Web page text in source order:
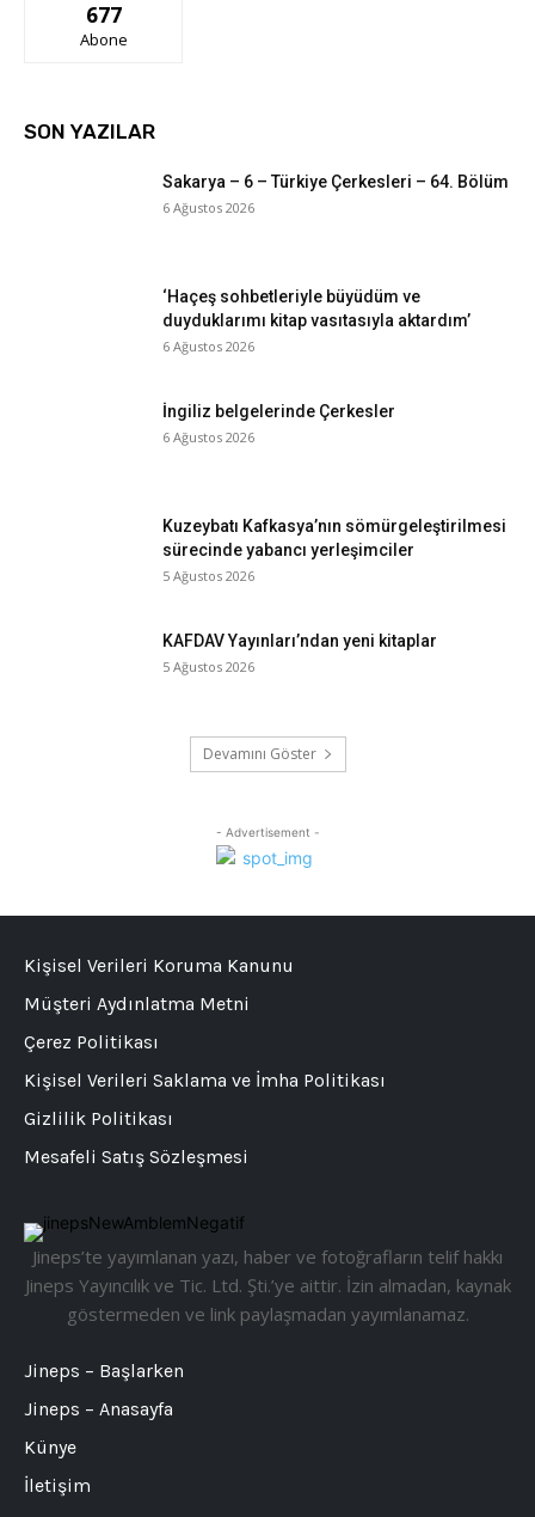
677
Abone
SON YAZILAR
Sakarya – 6 – Türkiye Çerkesleri – 64. Bölüm
6 Ağustos 2026
‘Haçeş sohbetleriyle büyüdüm ve
duyduklarımı kitap vasıtasıyla aktardım’
6 Ağustos 2026
İngiliz belgelerinde Çerkesler
6 Ağustos 2026
Kuzeybatı Kafkasya’nın sömürgeleştirilmesi
sürecinde yabancı yerleşimciler
5 Ağustos 2026
KAFDAV Yayınları’ndan yeni kitaplar
5 Ağustos 2026
Devamını Göster
- Advertisement -
Jineps’te yayımlanan yazı, haber ve fotoğrafların telif hakkı
Jineps Yayıncılık ve Tic. Ltd. Şti.’ye aittir. İzin almadan, kaynak
göstermeden ve link paylaşmadan yayımlanamaz.
Jineps – Başlarken
Jineps – Anasayfa
Künye
İletişim
Kişisel Verileri Koruma Kanunu
Müşteri Aydınlatma Metni
Çerez Politikası
Kişisel Verileri Saklama ve İmha Politikası
Gizlilik Politikası
Mesafeli Satış Sözleşmesi